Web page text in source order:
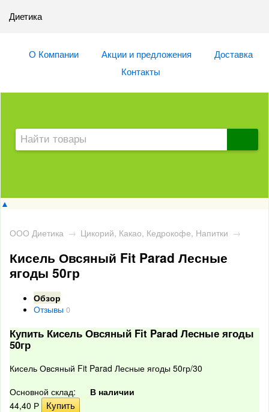
Диетика
О Компании Акции и предложения
Доставка
Контакты
▲
ООО Диетика → Цикорий, Какао, Кедрокофе, Напитки →
Кисель Овсяный Fit Parad Лесные
ягоды 50гр
Обзор
Отзывы 0
Купить Кисель Овсяный Fit Parad Лесные ягоды
50гр
Кисель Овсяный Fit Parad Лесные ягоды 50гр/30
Основной склад:
В наличии
44,40 Р